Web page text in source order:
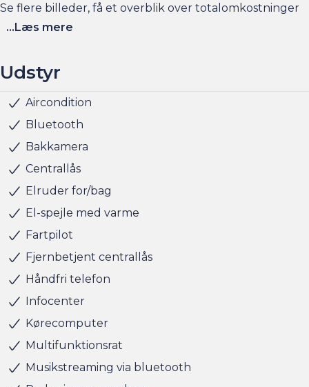
Se flere billeder, få et overblik over totalomkostninger
og faktorers påvirkning på rækkevidden på am.dk
am.dk - så er bilen gjort klar, når du kommer, og der er
sat tid af med en salgskonsulent til at snakke om
Har du behov for et billån, så kan vi hjælpe med
finansiering til markedets bedste priser og vilkår, og vi
tager naturligvis også gerne din nuværende bil i bytte,
hvis du har behov for at få afsat den.
Salgsafdelingen åbningstider:
Man-Fre kl. 10.00 - 17.00
Lørdag kl. 11.00 - 15.00
Søndag kl. 10.00 - 15.00
...Læs mere
Udstyr
Aircondition
Bluetooth
Bakkamera
Centrallås
Elruder for/bag
El-spejle med varme
Fartpilot
Fjernbetjent centrallås
Håndfri telefon
Infocenter
Kørecomputer
Multifunktionsrat
Musikstreaming via bluetooth
Servo
Sædevarme for
LED kørelys
Justerbart rat
Kopholder
Splitbagsæde
Stofindtræk
ABS
Airbag
Antispin
Isofix
Startspærre
5 sæder
Rat m. varme